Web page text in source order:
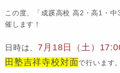
この度、「成蹊高校 高2・高1・
催します！
日時は、 7月18日（土）
田塾吉祥寺校対面で行います。